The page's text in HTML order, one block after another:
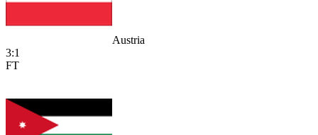
Austria
3:1
FT